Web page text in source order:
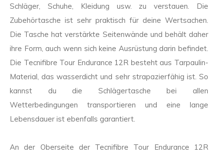
Schläger, Schuhe, Kleidung usw. zu verstauen. Die
Zubehörtasche ist sehr praktisch für deine Wertsachen.
Die Tasche hat verstärkte Seitenwände und behält daher
ihre Form, auch wenn sich keine Ausrüstung darin befindet.
Die Tecnifibre Tour Endurance 12R besteht aus Tarpaulin-
Material, das wasserdicht und sehr strapazierfähig ist. So
kannst du die Schlägertasche bei allen
Wetterbedingungen transportieren und eine lange
Lebensdauer ist ebenfalls garantiert.
An der Oberseite der Tecnifibre Tour Endurance 12R